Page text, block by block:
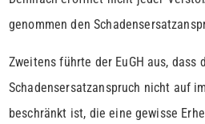
genommen den
Zweitens führte der EuGH aus, dass
Schadensersatzanspruch nicht auf
beschränkt ist, die eine gewisse